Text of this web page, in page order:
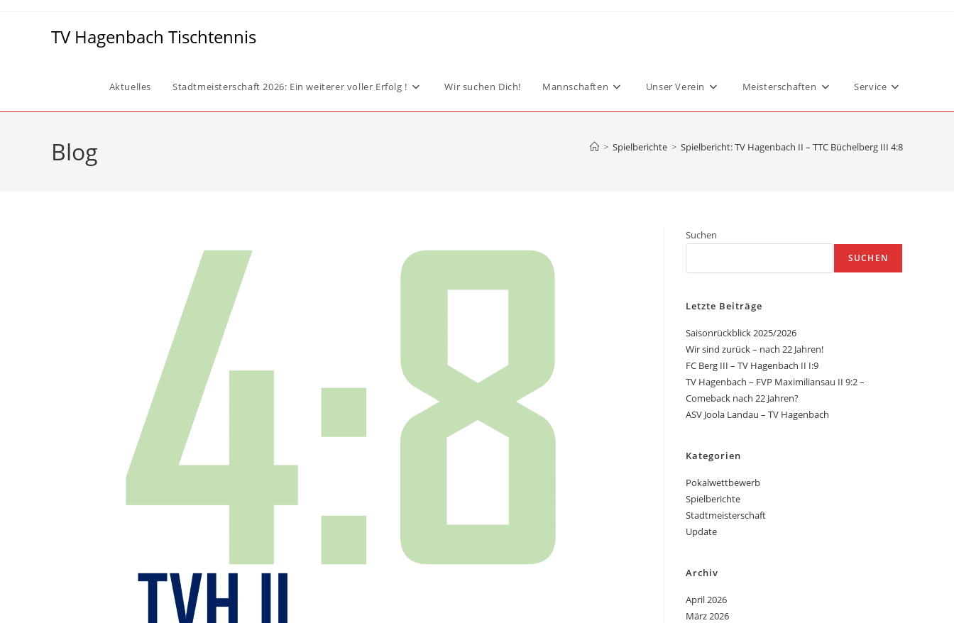
TV Hagenbach Tischtennis
Aktuelles Stadtmeisterschaft 2026: Ein weiterer voller Erfolg ! Wir suchen Dich! Mannschaften Unser Verein Meisterschaften Service
Blog > Spielberichte > Spielbericht: TV Hagenbach II – TTC Büchelberg III 4:8
Suchen
SUCHEN
Letzte Beiträge
Saisonrückblick 2025/2026
Wir sind zurück – nach 22 Jahren!
FC Berg III – TV Hagenbach II I:9
TV Hagenbach – FVP Maximiliansau II 9:2 –
Comeback nach 22 Jahren?
ASV Joola Landau – TV Hagenbach
Kategorien
Pokalwettbewerb
Spielberichte
Stadtmeisterschaft
Update
Archiv
April 2026
März 2026